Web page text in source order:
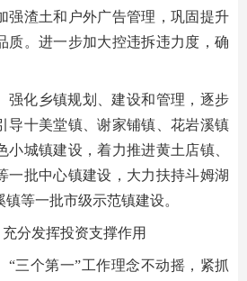
强渣土和户外广告管理，巩固提升
质。进一步加大控违拆违力度，确
强化乡镇规划、建设和管理，逐步
导十美堂镇、谢家铺镇、花岩溪镇
小城镇建设，着力推进黄土店镇、
一批中心镇建设，大力扶持斗姆湖
等一批市级示范镇建设。
分发挥投资支撑作用
“三个第一”工作理念不动摇，紧抓